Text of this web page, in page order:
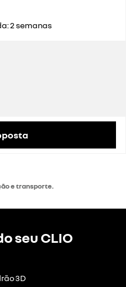
2 semanas
23%
e transporte.
seu CLIO
3D